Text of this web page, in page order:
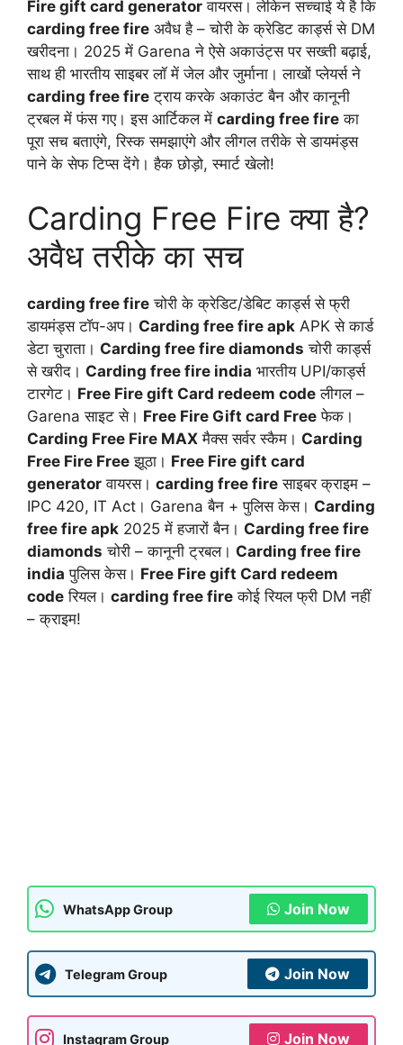
Fire gift card generator वायरस। लेकिन सच्चाई ये है कि
carding free fire अवैध है – चोरी के क्रेडिट कार्ड्स से DM
खरीदना। 2025 में Garena ने ऐसे अकाउंट्स पर सख्ती बढ़ाई,
साथ ही भारतीय साइबर लॉ में जेल और जुर्माना। लाखों प्लेयर्स ने
carding free fire ट्राय करके अकाउंट बैन और कानूनी
ट्रबल में फंस गए। इस आर्टिकल में carding free fire का
पूरा सच बताएंगे, रिस्क समझाएंगे और लीगल तरीके से डायमंड्स
पाने के सेफ टिप्स देंगे। हैक छोड़ो, स्मार्ट खेलो!
Carding Free Fire क्या है?
अवैध तरीके का सच
carding free fire चोरी के क्रेडिट/डेबिट कार्ड्स से फ्री
डायमंड्स टॉप-अप। Carding free fire apk APK से कार्ड
डेटा चुराता। Carding free fire diamonds चोरी कार्ड्स
से खरीद। Carding free fire india भारतीय UPI/कार्ड्स
टारगेट। Free Fire gift Card redeem code लीगल –
Garena साइट से। Free Fire Gift card Free फेक।
Carding Free Fire MAX मैक्स सर्वर स्कैम। Carding
Free Fire Free झूठा। Free Fire gift card
generator वायरस। carding free fire साइबर क्राइम –
IPC 420, IT Act। Garena बैन + पुलिस केस। Carding
free fire apk 2025 में हजारों बैन। Carding free fire
diamonds चोरी – कानूनी ट्रबल। Carding free fire
india पुलिस केस। Free Fire gift Card redeem
code रियल। carding free fire कोई रियल फ्री DM नहीं
– क्राइम!
WhatsApp Group Join Now
Telegram Group Join Now
Instagram Group Join Now